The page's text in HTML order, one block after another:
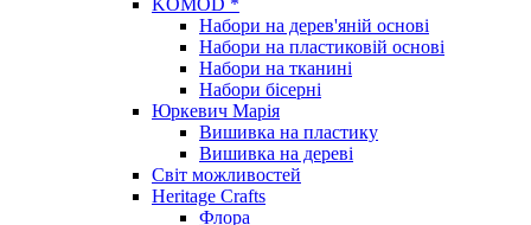
Набори на дерев'яній основі
Набори на пластиковій основі
Набори на тканині
Набори бісерні
Юркевич Марія
Вишивка на пластику
Вишивка на дереві
Світ можливостей
Heritage Crafts
Флора